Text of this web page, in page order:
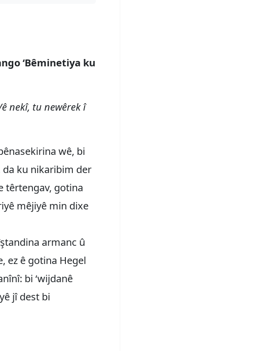
‘Bêminetiya ku
nekî, tu newêrek î
wê, bi
ku nikaribim der
têrtengav, gotina
mêjiyê min dixe
armanc û
ez ê gotina Hegel
bi ‘wijdanê
jî dest bi